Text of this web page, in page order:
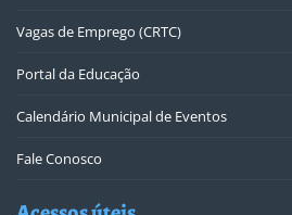
Vagas de Emprego (CRTC)
Portal da Educação
Calendário Municipal de Eventos
Fale Conosco